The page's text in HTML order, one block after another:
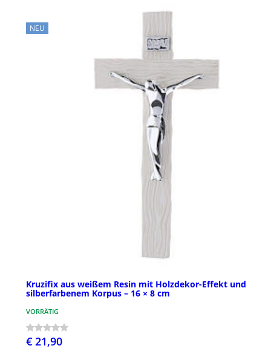
NEU
Kruzifix aus weißem Resin mit Holzdekor-Effekt und
silberfarbenem Korpus – 16 × 8 cm
VORRÄTIG
€ 21,90